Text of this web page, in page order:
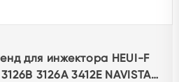
для инжектора HEUI-F
3126A 3412E NAVISTAR